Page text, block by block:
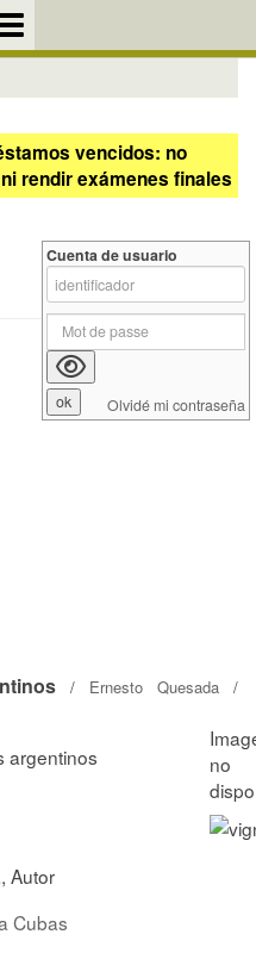
vencidos: no
rendir exámenes finales
/ Ernesto Quesada /
argentinos
, Autor
Cubas
Cuenta de usuario
Olvidé mi contraseña